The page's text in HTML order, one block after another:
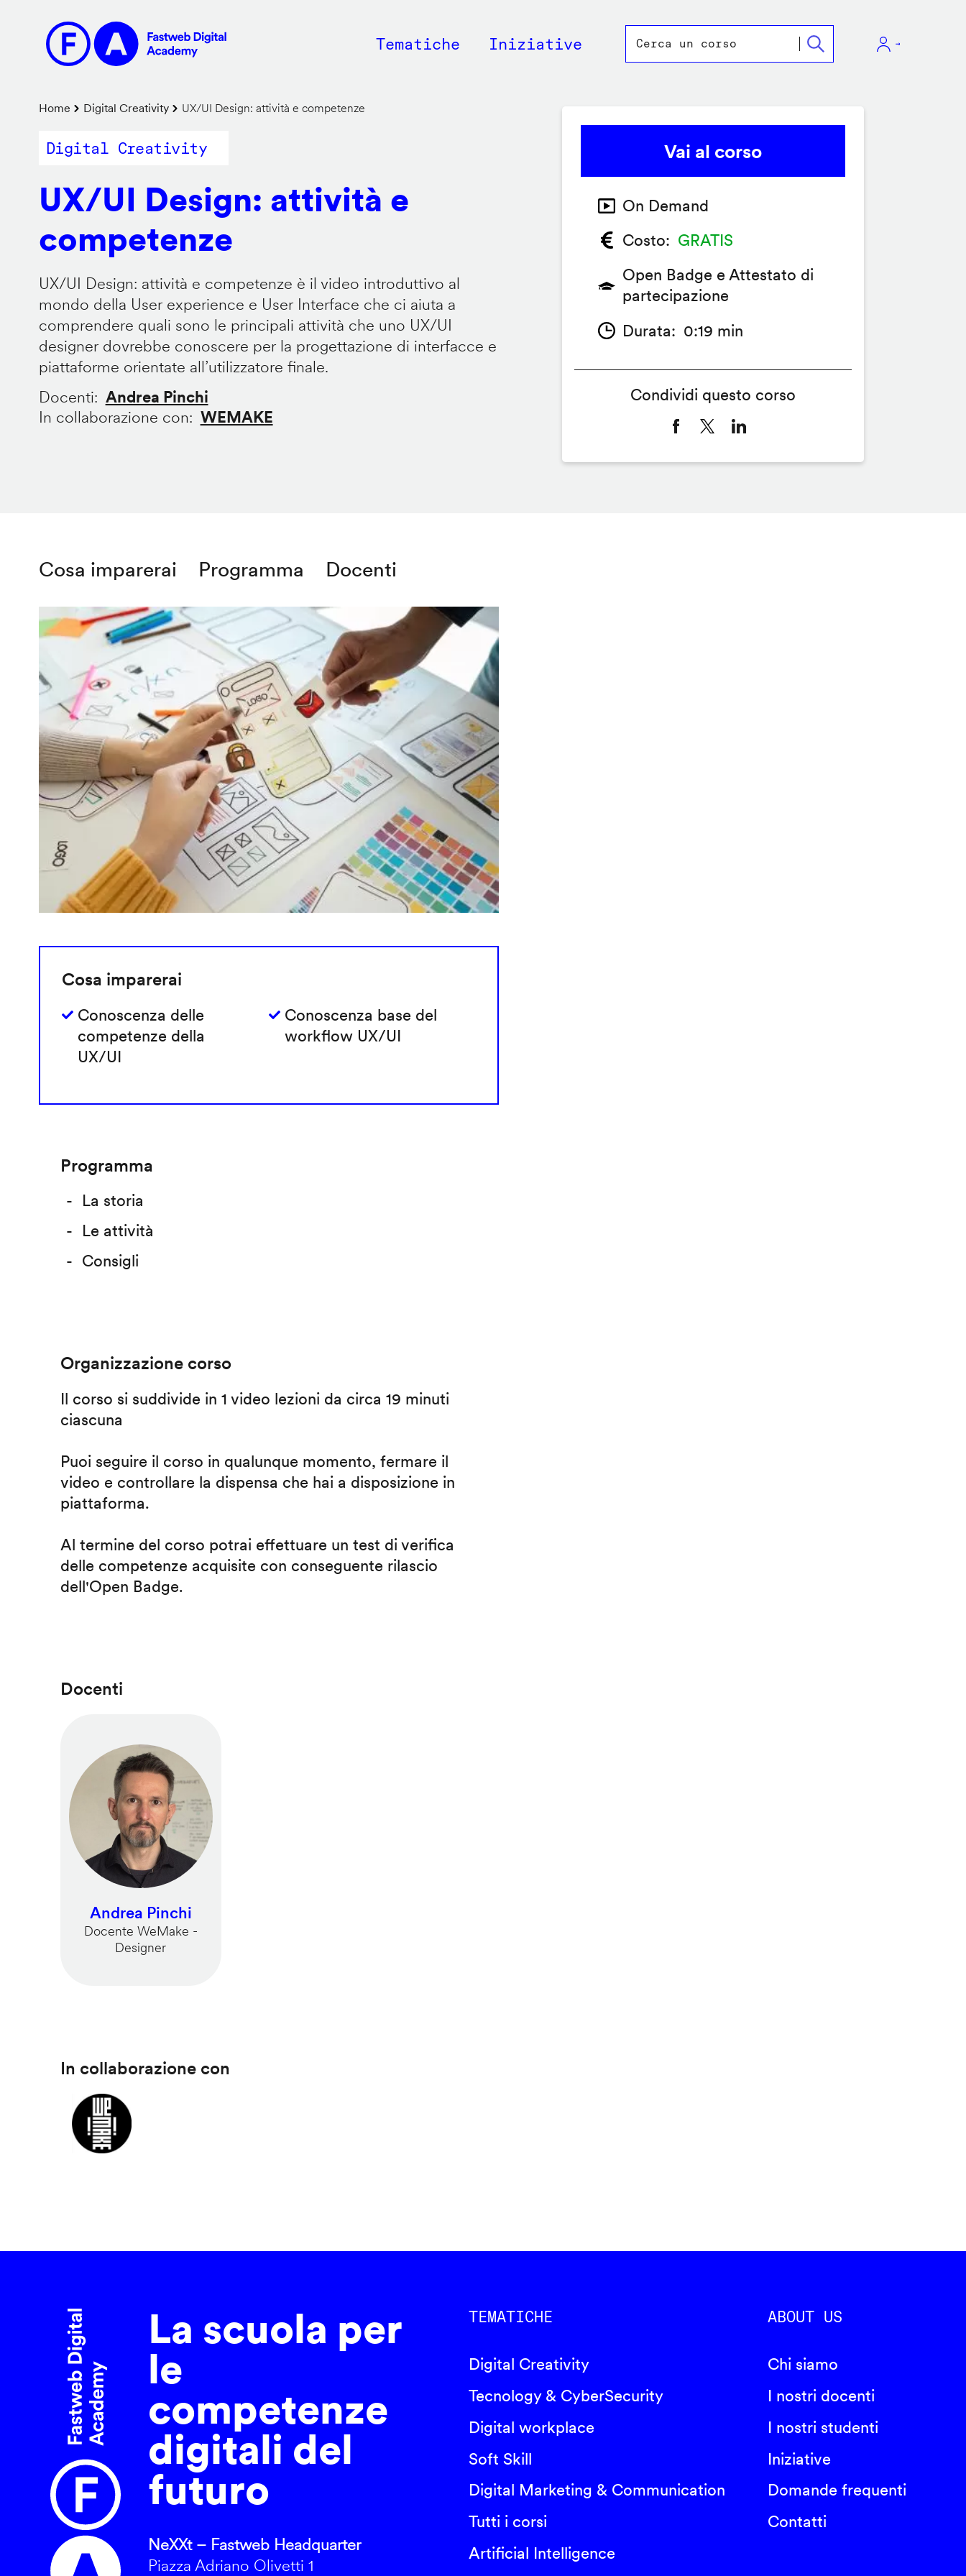
contenuto
principale
Main
Tematiche Iniziative
Briciole
di
Home Digital Creativity UX/UI Design: attività e competenze
Digital Creativity
UX/UI Design: attività e
competenze
UX/UI Design: attività e competenze è il video introduttivo al
mondo della User experience e User Interface che ci aiuta a
comprendere quali sono le principali attività che uno UX/UI
designer dovrebbe conoscere per la progettazione di interfacce e
piattaforme orientate all’utilizzatore finale.
Docenti
Andrea Pinchi
In collaborazione con
WEMAKE
Cosa imparerai Programma Docenti
Cosa imparerai
Conoscenza delle
competenze della
UX/UI
Conoscenza base del
workflow UX/UI
Programma
La storia
Le attività
Consigli
Organizzazione corso
Il corso si suddivide in 1 video lezioni da circa 19 minuti
ciascuna
Puoi seguire il corso in qualunque momento, fermare il
video e controllare la dispensa che hai a disposizione in
piattaforma.
Al termine del corso potrai effettuare un test di verifica
delle competenze acquisite con conseguente rilascio
dell'Open Badge.
Docenti
Andrea Pinchi
Docente WeMake -
Designer
In collaborazione con
Vai al corso
On Demand
Costo
GRATIS
Open Badge e Attestato di
partecipazione
Durata
0:19 min
Condividi questo corso
La scuola per
le
competenze
digitali del
futuro
NeXXt – Fastweb Headquarter
Piazza Adriano Olivetti 1
TEMATICHE
Digital Creativity
Tecnology & CyberSecurity
Digital workplace
Soft Skill
Digital Marketing & Communication
Tutti i corsi
Artificial Intelligence
ABOUT US
Chi siamo
I nostri docenti
I nostri studenti
Iniziative
Domande frequenti
Contatti